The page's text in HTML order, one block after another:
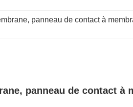
, panneau de contact à
panneau de contact à